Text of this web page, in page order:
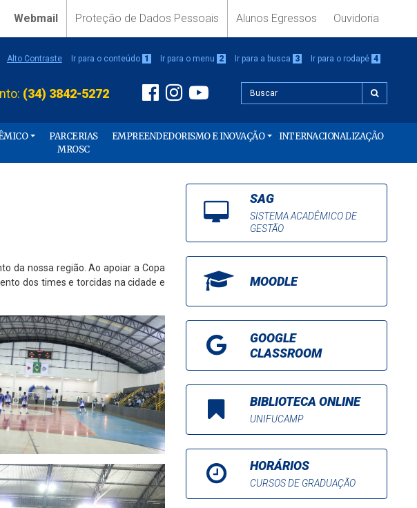
Webmail Proteção de Dados Pessoais Alunos Egressos Ouvidoria
Alto Contraste Ir para o conteúdo 1 Ir para o menu 2 Ir para a busca 3 Ir para o rodapé 4
(34) 3842-5272
PARCERIAS
MROSC
EMPREENDEDORISMO E INOVAÇÃO INTERNACIONALIZAÇÃO
da nossa região. Ao apoiar a Copa
dos times e torcidas na cidade e
SAG
SISTEMA ACADÊMICO DE
GESTÃO
MOODLE
GOOGLE
CLASSROOM
BIBLIOTECA ONLINE
UNIFUCAMP
HORÁRIOS
CURSOS DE GRADUAÇÃO